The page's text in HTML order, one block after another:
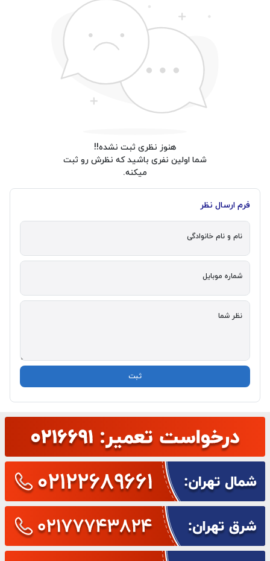
هنوز نظری ثبت نشده!!
شما اولین نفری باشید که نظرش رو ثبت
میکنه.
فرم ارسال نظر
نام و نام خانوادگی
شماره موبایل
نظر شما
ثبت